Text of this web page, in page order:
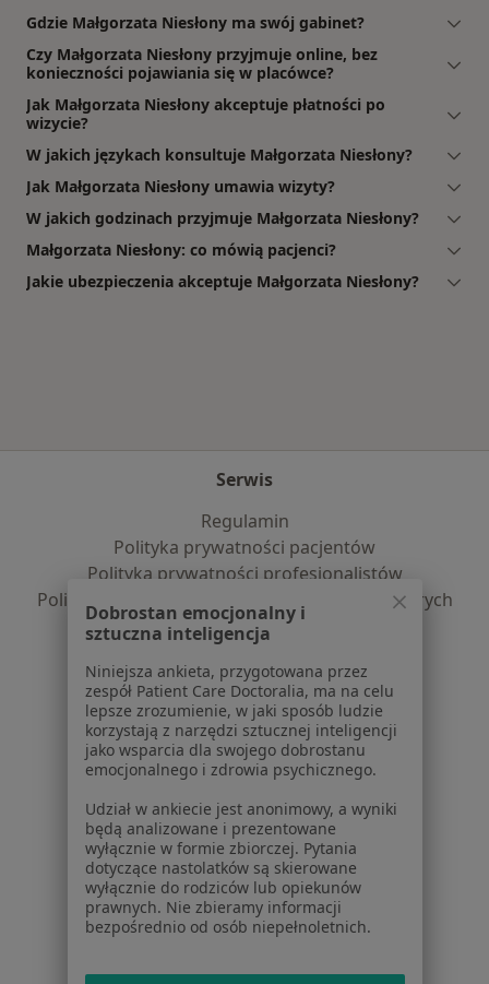
Gdzie Małgorzata Niesłony ma swój gabinet?
Czy Małgorzata Niesłony przyjmuje online, bez
konieczności pojawiania się w placówce?
Jak Małgorzata Niesłony akceptuje płatności po
wizycie?
W jakich językach konsultuje Małgorzata Niesłony?
Jak Małgorzata Niesłony umawia wizyty?
W jakich godzinach przyjmuje Małgorzata Niesłony?
Małgorzata Niesłony: co mówią pacjenci?
Jakie ubezpieczenia akceptuje Małgorzata Niesłony?
Serwis
Regulamin
Polityka prywatności pacjentów
Polityka prywatności profesjonalistów
Polityka prywatności dla profesjonalistów, których
dane pozyskaliśmy samodzielnie
Polityka cookies
Jak działają wyniki wyszukiwania
Dostępność
O nas
Praca Rekrutujemy!
Partnerzy
Centrum prasowe
Kontakt
Dla pacjentów
Lekarze
Placówki medyczne
Pytania i odpowiedzi
Dobrostan emocjonalny i
sztuczna inteligencja
Niniejsza ankieta, przygotowana przez
zespół Patient Care Doctoralia, ma na celu
lepsze zrozumienie, w jaki sposób ludzie
korzystają z narzędzi sztucznej inteligencji
jako wsparcia dla swojego dobrostanu
emocjonalnego i zdrowia psychicznego.
Udział w ankiecie jest anonimowy, a wyniki
będą analizowane i prezentowane
wyłącznie w formie zbiorczej. Pytania
dotyczące nastolatków są skierowane
wyłącznie do rodziców lub opiekunów
prawnych. Nie zbieramy informacji
bezpośrednio od osób niepełnoletnich.